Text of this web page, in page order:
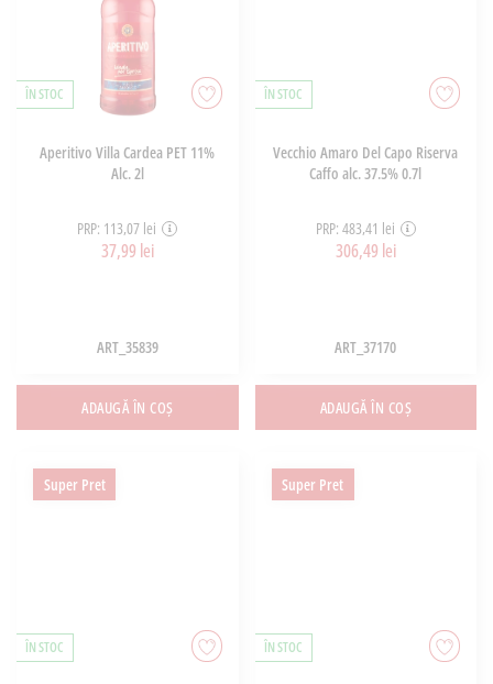
ÎN STOC
Aperitivo Villa Cardea PET 11%
Alc. 2l
PRP: 113,07 lei
37,99 lei
ART_35839
ADAUGĂ ÎN COȘ
ÎN STOC
Vecchio Amaro Del Capo Riserva
Caffo alc. 37.5% 0.7l
PRP: 483,41 lei
306,49 lei
ART_37170
ADAUGĂ ÎN COȘ
Super Pret
ÎN STOC
Super Pret
ÎN STOC